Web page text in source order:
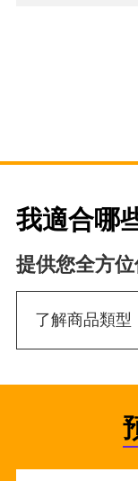
我適合哪
提供您全方
了解商品類型